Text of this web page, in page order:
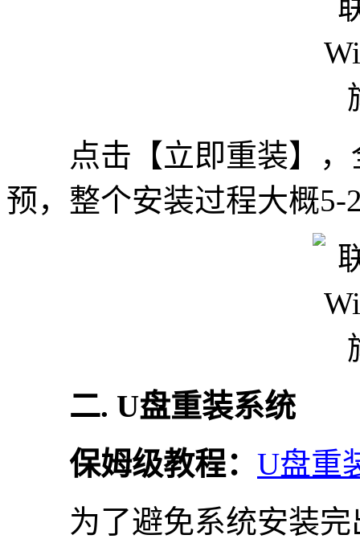
点击【立即重装】，
预，整个安装过程大概5-
二. U盘重装系统
保姆级教程： U盘重
为了避免系统安装